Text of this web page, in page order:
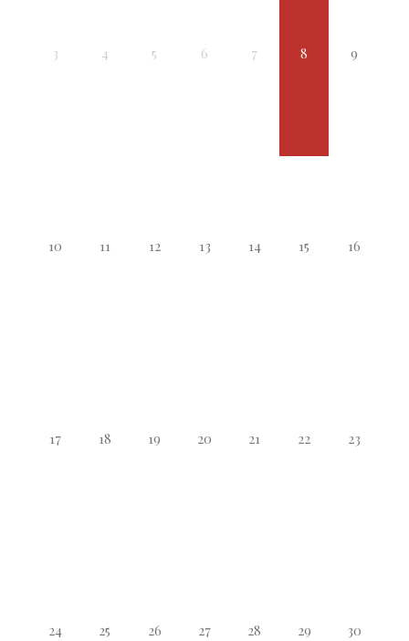
3 4 5 6 7 8 9
10 11 12 13 14 15 16
17 18 19 20 21 22 23
24 25 26 27 28 29 30